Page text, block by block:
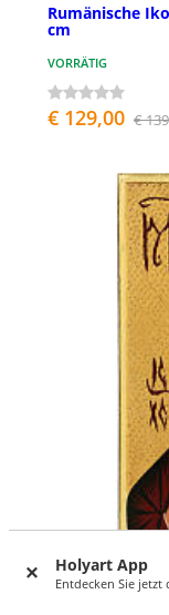
Holyart App
Entdecken Sie
Rumänische
cm
VORRÄTIG
€ 129,00 €